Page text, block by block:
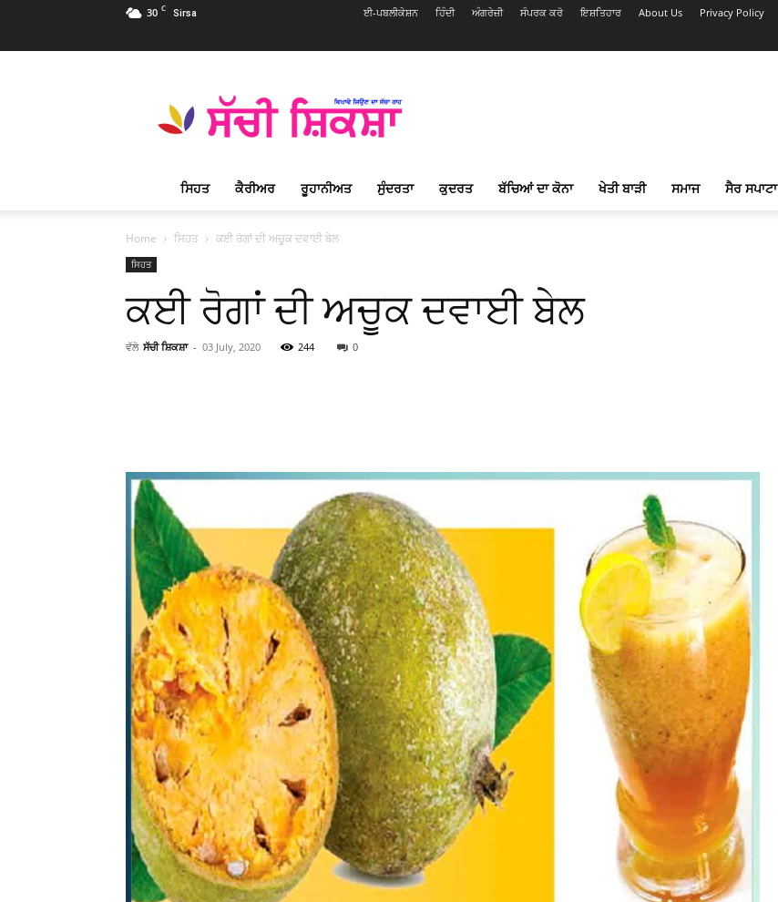
30 C Sirsa ਈ-ਪਬਲੀਕੇਸ਼ਨ ਹਿੰਦੀ ਅੰਗਰੇਜ਼ੀ ਸੰਪਰਕ ਕਰੋ ਇਸ਼ਤਿਹਾਰ About Us Privacy Policy
Shiksha
Punjabi
ਸ਼ਿਕਸ਼ਾ
ਪ੍ਰਸਿੱਧ
ਮੈਗਜ਼ੀਨ
ਸਿਹਤ ਕੈਰੀਅਰ ਰੂਹਾਨੀਅਤ ਸੁੰਦਰਤਾ ਕੁਦਰਤ ਬੱਚਿਆਂ ਦਾ ਕੋਨਾ ਖੇਤੀ ਬਾੜੀ ਸਮਾਜ ਸੈਰ ਸਪਾਟਾ
Home ਸਿਹਤ ਕਈ ਰੋਗਾਂ ਦੀ ਅਚੂਕ ਦਵਾਈ ਬੇਲ
ਸਿਹਤ
ਕਈ ਰੋਗਾਂ ਦੀ ਅਚੂਕ ਦਵਾਈ ਬੇਲ
ਵੱਲੋ ਸੱਚੀ ਸ਼ਿਕਸ਼ਾ - 03 July, 2020 244 0